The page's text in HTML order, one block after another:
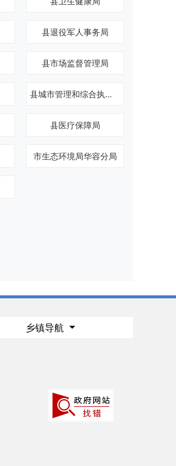
县退役军人事务局
县市场监督管理局
县城市管理和综合执法局
县医疗保障局
市生态环境局华容分局
乡镇导航